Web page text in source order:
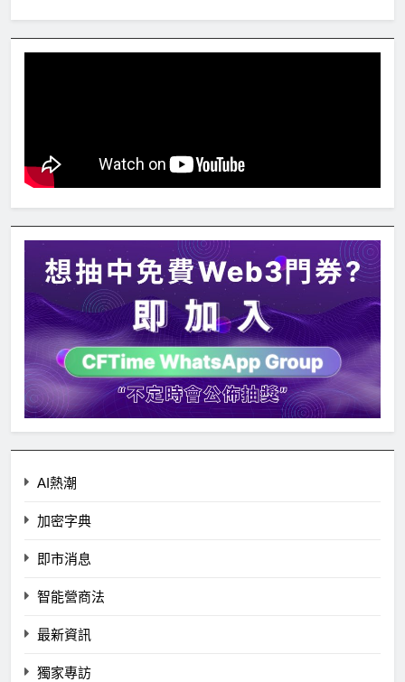
AI熱潮
加密字典
即市消息
智能營商法
最新資訊
獨家專訪